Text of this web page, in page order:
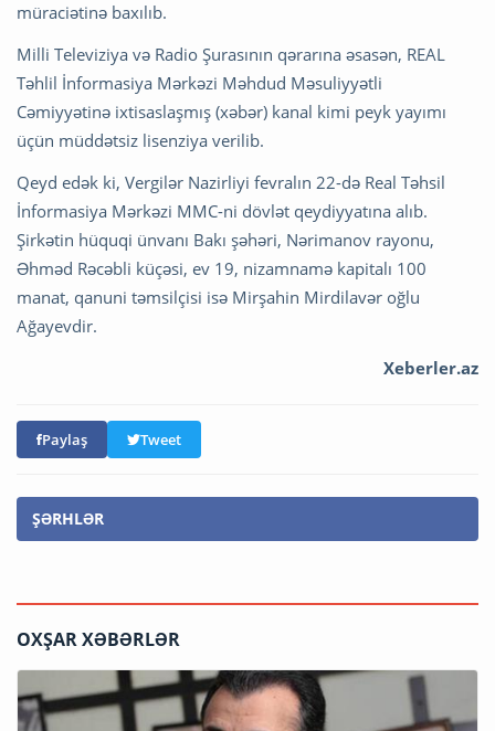
müraciətinə baxılıb.
Milli Televiziya və Radio Şurasının qərarına əsasən, REAL
Təhlil İnformasiya Mərkəzi Məhdud Məsuliyyətli
Cəmiyyətinə ixtisaslaşmış (xəbər) kanal kimi peyk yayımı
üçün müddətsiz lisenziya verilib.
Qeyd edək ki, Vergilər Nazirliyi fevralın 22-də Real Təhsil
İnformasiya Mərkəzi MMC-ni dövlət qeydiyyatına alıb.
Şirkətin hüquqi ünvanı Bakı şəhəri, Nərimanov rayonu,
Əhməd Rəcəbli küçəsi, ev 19, nizamnamə kapitalı 100
manat, qanuni təmsilçisi isə Mirşahin Mirdilavər oğlu
Ağayevdir.
Xeberler.az
Paylaş Tweet
ŞƏRHLƏR
OXŞAR XƏBƏRLƏR